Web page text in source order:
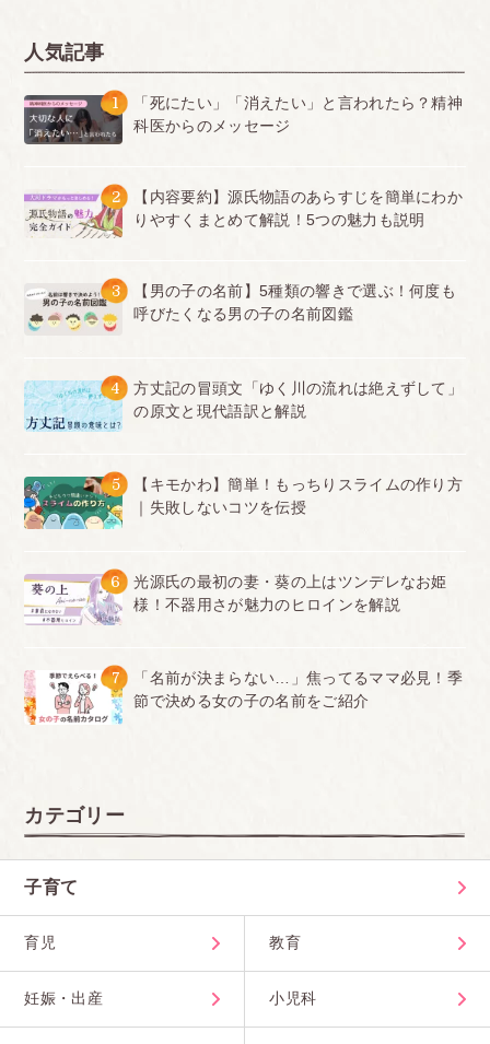
人気記事
1
「死にたい」「消えたい」と言われたら？精神
科医からのメッセージ
2
【内容要約】源氏物語のあらすじを簡単にわか
りやすくまとめて解説！5つの魅力も説明
3
【男の子の名前】5種類の響きで選ぶ！何度も
呼びたくなる男の子の名前図鑑
4
方丈記の冒頭文「ゆく川の流れは絶えずして」
の原文と現代語訳と解説
5
【キモかわ】簡単！もっちりスライムの作り方
｜失敗しないコツを伝授
6
光源氏の最初の妻・葵の上はツンデレなお姫
様！不器用さが魅力のヒロインを解説
7
「名前が決まらない…」焦ってるママ必見！季
節で決める女の子の名前をご紹介
カテゴリー
子育て
育児 教育
妊娠・出産 小児科